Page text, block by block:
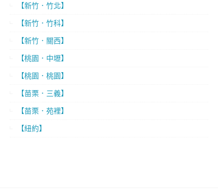
【新竹．竹北】
【新竹．竹科】
【新竹．關西】
【桃園．中壢】
【桃園．桃園】
【苗栗．三義】
【苗栗．苑裡】
【紐約】